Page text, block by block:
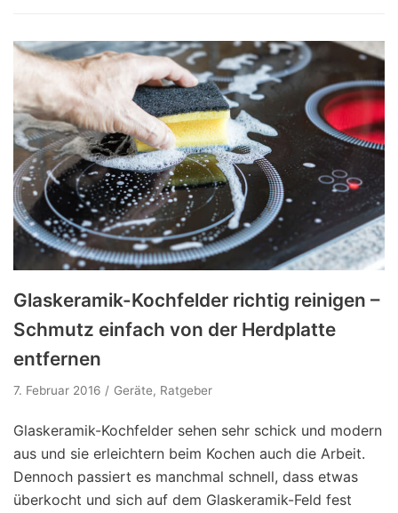
Glaskeramik-Kochfelder richtig reinigen –
Schmutz einfach von der Herdplatte
entfernen
7. Februar 2016 Geräte, Ratgeber
Glaskeramik-Kochfelder sehen sehr schick und modern
aus und sie erleichtern beim Kochen auch die Arbeit.
Dennoch passiert es manchmal schnell, dass etwas
überkocht und sich auf dem Glaskeramik-Feld fest